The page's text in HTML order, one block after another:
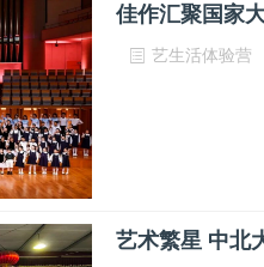
佳作汇聚国家
艺生活体验营
艺术繁星 中北